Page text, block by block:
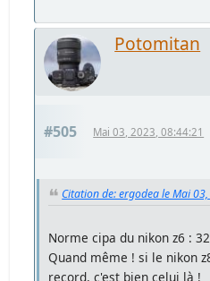
Potomitan
#505 Mai 03, 2023, 08:44:21
Citation de: ergodea le Mai
Norme cipa du nikon z6 :
Quand même ! si le nikon
record, c'est bien celui là !